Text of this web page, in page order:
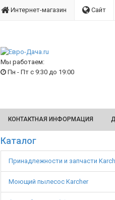
Интернет-магазин Сайт
Мы работаем:
Пн - Пт с 9:30 до 19:00
КОНТАКТНАЯ ИНФОРМАЦИЯ
Каталог
Принадлежности и запчасти
Моющий пылесос Karcher